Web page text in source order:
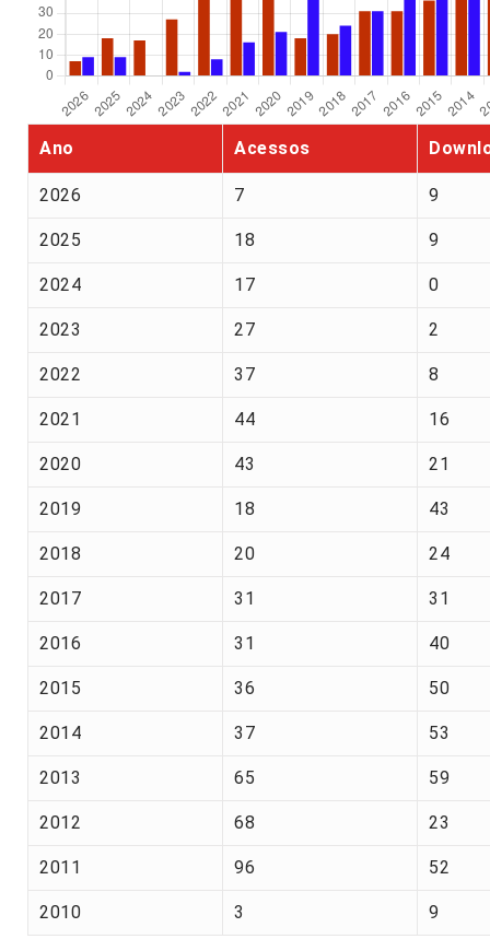
Ano Acessos
2026 7 9
2025 18 9
2024 17 0
2023 27 2
2022 37 8
2021 44 16
2020 43 21
2019 18 43
2018 20 24
2017 31 31
2016 31 40
2015 36 50
2014 37 53
2013 65 59
2012 68 23
2011 96 52
2010 3 9